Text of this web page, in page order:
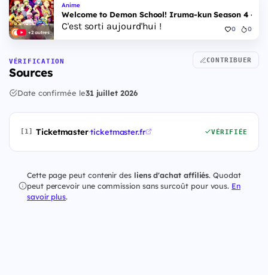
+2 autres
Anime
Welcome to Demon School! Iruma-kun Season 4 -
C'est sorti aujourd'hui ! 0 0
VÉRIFICATION
Sources
CONTRIBUER
Date confirmée le31 juillet 2026
[1] Ticketmaster·ticketmaster.fr VÉRIFIÉE
Cette page peut contenir des liens d'achat affiliés. Quodat
peut percevoir une commission sans surcoût pour vous. En
savoir plus.